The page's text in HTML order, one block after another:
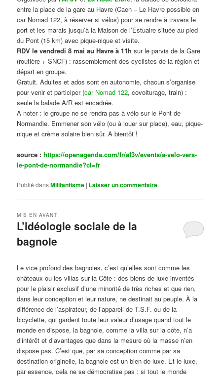
entre la place de la gare au Havre (Caen – Le Havre possible en
car Nomad 122, à réserver si vélos) pour se rendre à travers le
port et les marais jusqu’à la Maison de l’Estuaire située au pied
du Pont (15 km) avec pique-nique et visite.
RDV le vendredi 8 mai au Havre à 11h sur le parvis de la Gare
(routière + SNCF) : rassemblement des cyclistes de la région et
départ en groupe.
Gratuit. Adultes et ados sont en autonomie, chacun s’organise
pour venir et participer (car Nomad 122, covoiturage, train) :
seule la balade A/R est encadrée.
A noter : le groupe ne se rendra pas à vélo sur le Pont de
Normandie. Emmener son vélo (ou à louer sur place), eau, pique-
nique et crème solaire bien sûr. A bientôt !
source :https://openagenda.com/fr/af3v/events/a-velo-vers-
le-pont-de-normandie?cl=fr
Publié dansMilitantisme | Laisser un commentaire
L’idéologie sociale de la
bagnole
MIS EN AVANT
Le vice profond des bagnoles, c’est qu’elles sont comme les
châteaux ou les villas sur la Côte : des biens de luxe inventés
pour le plaisir exclusif d’une minorité de très riches et que rien,
dans leur conception et leur nature, ne destinait au peuple. À la
différence de l’aspirateur, de l’appareil de T.S.F. ou de la
bicyclette, qui gardent toute leur valeur d’usage quand tout le
monde en dispose, la bagnole, comme la villa sur la côte, n’a
d’intérêt et d’avantages que dans la mesure où la masse n’en
dispose pas. C’est que, par sa conception comme par sa
destination originelle, la bagnole est un bien de luxe. Et le luxe,
par essence, cela ne se démocratise pas : si tout le monde